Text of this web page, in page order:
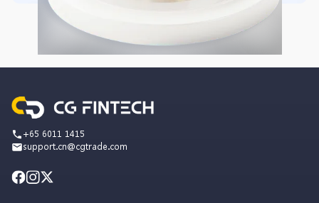
+65 6011 1415
support.cn@cgtrade.com